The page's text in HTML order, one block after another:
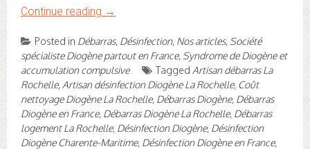
Continue reading →
Posted in Débarras, Désinfection, Nos articles, Société
spécialiste Diogène partout en France, Syndrome de Diogène et
accumulation compulsive
Tagged Artisan débarras La
Rochelle, Artisan désinfection Diogène La Rochelle, Coût
nettoyage Diogène La Rochelle, Débarras Diogène, Débarras
Diogène en France, Débarras Diogène La Rochelle, Débarras
logement La Rochelle, Désinfection Diogène, Désinfection
Diogène Charente-Maritime, Désinfection Diogène en France,